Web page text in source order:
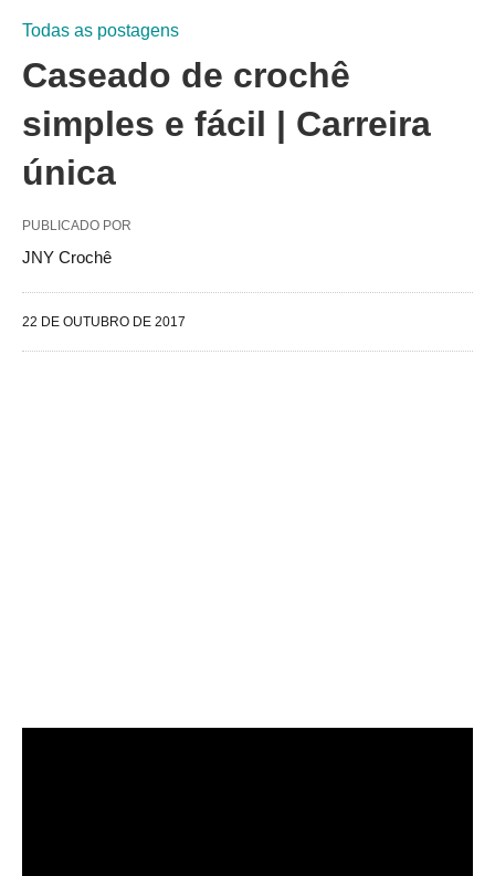
Todas as postagens
Caseado de crochê
simples e fácil | Carreira
única
PUBLICADO POR
JNY Crochê
22 DE OUTUBRO DE 2017